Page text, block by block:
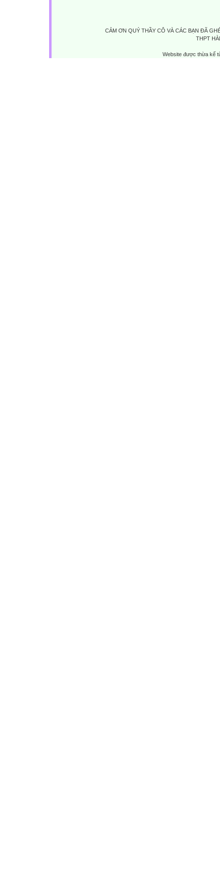
CẢM ƠN QUÝ THẦY CÔ VÀ CÁC BẠN ĐÃ
THPT
Website được thừa kế